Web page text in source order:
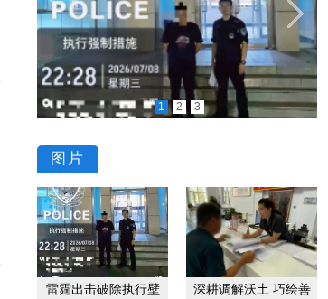
1 2 3
图片
雷霆出击破除执行壁
深耕调解沃土 巧绘善